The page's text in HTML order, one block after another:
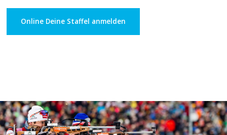
Online Deine Staffel anmelden